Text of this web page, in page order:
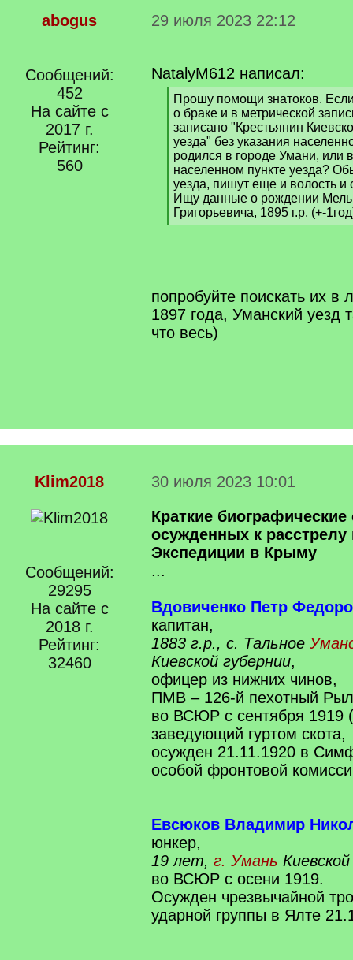
abogus
Сообщений:
452
На сайте с
2017 г.
Рейтинг:
560
29 июля 2023 22:12
NatalyM612 написал:
[
q
]
Прошу помощи знатоков.
о браке и в метрической
записано "Крестьянин
уезда" без указания
родился в городе Умани, или
населенном пункте уезда?
уезда, пишут еще и волость и
Ищу данные о рождении
Григорьевича, 1895 г.р. (+-
[
попробуйте поискать их в
1897 года, Уманский уезд
что весь)
Klim2018
Сообщений:
29295
На сайте с
2018 г.
Рейтинг:
32460
30 июля 2023 10:01
Краткие
осужденных к расстрелу
Экспедиции в Крыму
...
Вдовиченко Петр
капитан,
1883 г.р., с. Тальное
Киевской губернии,
офицер из нижних чинов,
ПМВ – 126-й пехотный
во ВСЮР с сентября 1919
заведующий гуртом скота,
осужден 21.11.1920 в
особой фронтовой
Евсюков Владимир
юнкер,
19 лет, г. Умань
во ВСЮР с осени 1919.
Осужден чрезвычайной
ударной группы в Ялте